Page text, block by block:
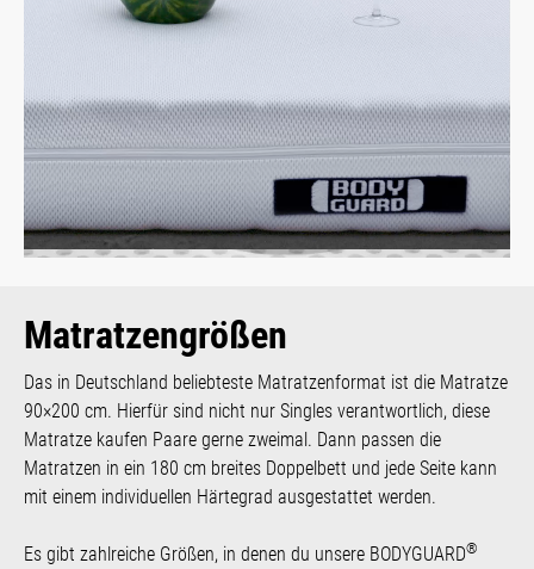
Matratzengrößen
Das in Deutschland beliebteste Matratzenformat ist die Matratze
90×200 cm. Hierfür sind nicht nur Singles verantwortlich, diese
Matratze kaufen Paare gerne zweimal. Dann passen die
Matratzen in ein 180 cm breites Doppelbett und jede Seite kann
mit einem individuellen Härtegrad ausgestattet werden.
Es gibt zahlreiche Größen, in denen du unsere BODYGUARD®